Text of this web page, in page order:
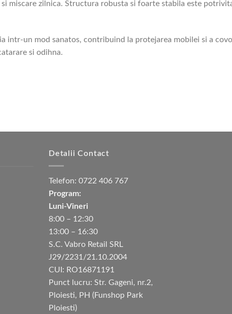
miscare zilnica. Structura robusta si foarte stabila este
intr-un mod sanatos, contribuind la protejarea mobilei si a
si odihna.
Detalii Contact
Telefon: 0722 406 767
Program:
Luni-Vineri
8:00 – 12:30
13:00 – 16:30
S.C. Vabro Retail SRL
J29/2231/21.10.2004
CUI: RO16871191
Punct lucru: Str. Gageni, nr.2,
Ploiesti, PH (Funshop Park
Ploiesti)